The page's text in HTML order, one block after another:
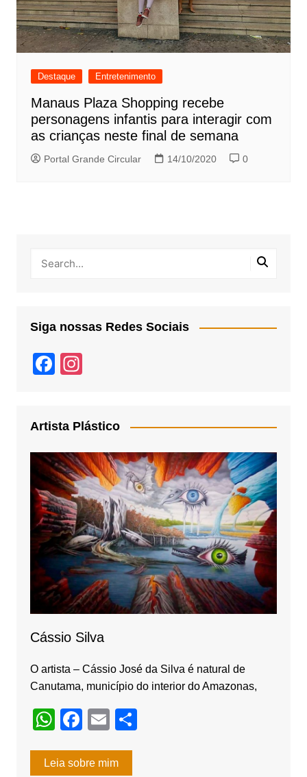
Destaque Entretenimento
Manaus Plaza Shopping recebe
personagens infantis para interagir com
as crianças neste final de semana
Portal Grande Circular 14/10/2020 0
Siga nossas Redes Sociais
F
e
b
o
o
k
gr
a
m
Artista Plástico
Cássio Silva
O artista – Cássio José da Silva é natural de
Canutama, município do interior do Amazonas,
W
at
F
c
E
ail
Leia sobre mim